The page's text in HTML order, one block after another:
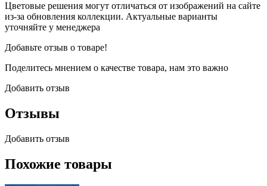
Цветовые решения могут отличаться от изображений на сайте
из-за обновления коллекции. Актуальные варианты
уточняйте у менеджера
Добавьте отзыв о товаре!
Поделитесь мнением о качестве товара, нам это важно
Добавить отзыв
Отзывы
Добавить отзыв
Похожие товары